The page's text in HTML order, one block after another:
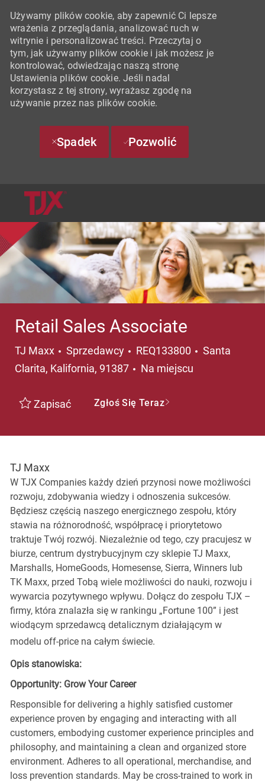
Używamy plików cookie, aby zapewnić Ci lepsze
wrażenia z przeglądania, analizować ruch w
witrynie i personalizować treści. Przeczytaj o
tym, jak używamy plików cookie i jak możesz je
kontrolować, odwiedzając naszą stronę
Ustawienia plików cookie. Jeśli nadal
korzystasz z tej strony, wyrażasz zgodę na
używanie przez nas plików cookie.
Spadek Pozwolić
Retail Sales Associate
TJ Maxx Kategoria
Sprzedawcy REQ133800 Lokalizacja
Santa
Clarita, Kalifornia, 91387
Na miejscu
Zapisać Zgłoś Się Teraz
TJ Maxx
W TJX Companies każdy dzień przynosi nowe możliwości
rozwoju, zdobywania wiedzy i odnoszenia sukcesów.
Będziesz częścią naszego energicznego zespołu, który
stawia na różnorodność, współpracę i priorytetowo
traktuje Twój rozwój. Niezależnie od tego, czy pracujesz w
biurze, centrum dystrybucyjnym czy sklepie TJ Maxx,
Marshalls, HomeGoods, Homesense, Sierra, Winners lub
TK Maxx, przed Tobą wiele możliwości do nauki, rozwoju i
wywarcia pozytywnego wpływu. Dołącz do zespołu TJX –
firmy, która znalazła się w rankingu „Fortune 100” i jest
wiodącym sprzedawcą detalicznym działającym w
modelu off-price na całym świecie.
Opis stanowiska:
Opportunity: Grow Your Career
Responsible for delivering a highly satisfied customer
experience proven by engaging and interacting with all
customers, embodying customer experience principles and
philosophy, and maintaining a clean and organized store
environment. Adheres to all operational, merchandise, and
loss prevention standards. May be cross-trained to work in